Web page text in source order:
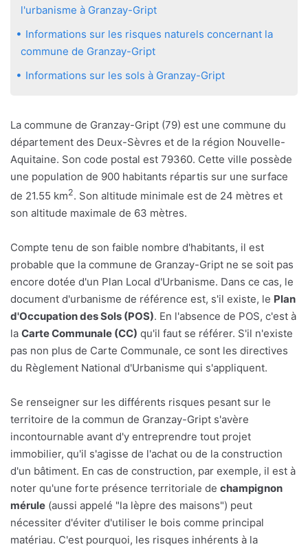
l'urbanisme à Granzay-Gript
Informations sur les risques naturels concernant la
commune de Granzay-Gript
Informations sur les sols à Granzay-Gript
La commune de Granzay-Gript (79) est une commune du
département des Deux-Sèvres et de la région Nouvelle-
Aquitaine. Son code postal est 79360. Cette ville possède
une population de 900 habitants répartis sur une surface
de 21.55 km2. Son altitude minimale est de 24 mètres et
son altitude maximale de 63 mètres.
Compte tenu de son faible nombre d'habitants, il est
probable que la commune de Granzay-Gript ne se soit pas
encore dotée d'un Plan Local d'Urbanisme. Dans ce cas, le
document d'urbanisme de référence est, s'il existe, le Plan
d'Occupation des Sols (POS). En l'absence de POS, c'est à
la Carte Communale (CC) qu'il faut se référer. S'il n'existe
pas non plus de Carte Communale, ce sont les directives
du Règlement National d'Urbanisme qui s'appliquent.
Se renseigner sur les différents risques pesant sur le
territoire de la commun de Granzay-Gript s'avère
incontournable avant d'y entreprendre tout projet
immobilier, qu'il s'agisse de l'achat ou de la construction
d'un bâtiment. En cas de construction, par exemple, il est à
noter qu'une forte présence territoriale de champignon
mérule (aussi appelé "la lèpre des maisons") peut
nécessiter d'éviter d'utiliser le bois comme principal
matériau. C'est pourquoi, les risques inhérents à la